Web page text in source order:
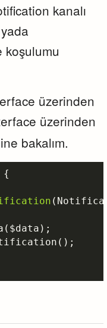
kanalı
koşulumu
üzerinden
üzerinden
bakalım.
{
$data );